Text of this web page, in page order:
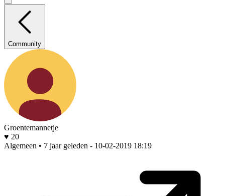
Community
Groentemannetje
♥ 20
Algemeen • 7 jaar geleden - 10-02-2019 18:19